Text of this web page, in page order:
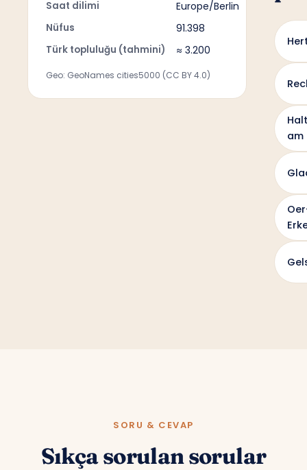
Saat dilimi Europe/Berlin
Nüfus 91.398
Türk topluluğu (tahmini) ≈ 3.200
Geo: GeoNames cities5000 (CC BY 4.0)
am
SORU & CEVAP
Sıkça sorulan sorular